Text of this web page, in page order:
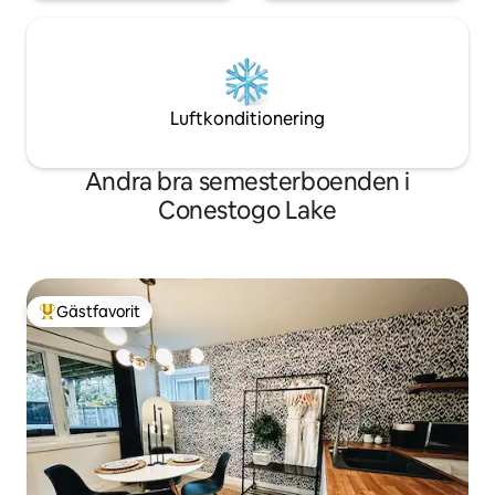
Luftkonditionering
Andra bra semesterboenden i
Conestogo Lake
Populär gästfavorit
Gästfavorit